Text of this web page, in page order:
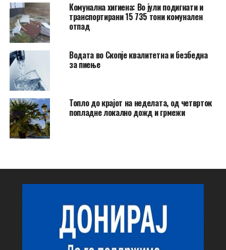
Комунална хигиена: Во јули подигнати и
транспортирани 15 735 тони комунален
отпад
Водата во Скопје квалитетна и безбедна
за пиење
Топло до крајот на неделата, од четврток
попладне локално дожд и грмежи